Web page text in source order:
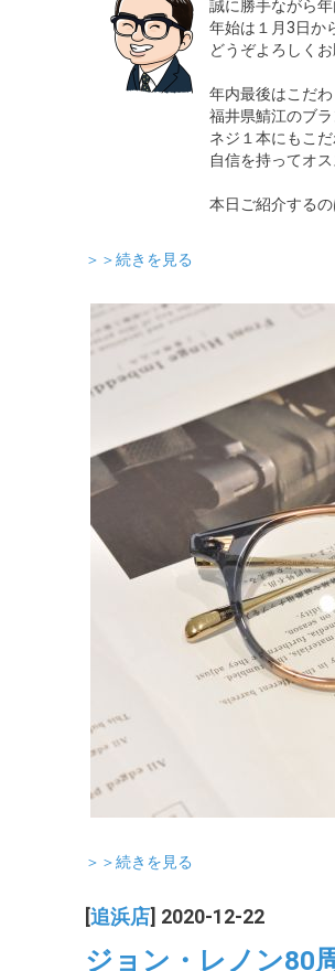
誠に勝手ながら
年始は１月3日か
どうぞよろしくお
年内最後はこだ
福井県鯖江のブラ
ネジ１本にもこ
自信を持ってオス
本日ご紹介する
＞＞続きを見る
＞＞続きを見る
追浜店 ] 2020-12-22
ジョン・レノン80